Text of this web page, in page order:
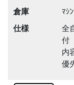
倉庫
ﾏｼ
仕様
全
付
内
優